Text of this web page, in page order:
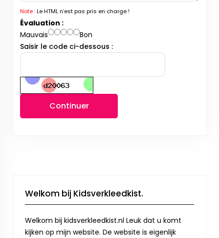
Note :Le HTML n’est pas pris en charge !
Évaluation :
Mauvais
Bon
Saisir le code ci-dessous :
Continuer
Welkom bij Kidsverkleedkist.
Welkom bij kidsverkleedkist.nl Leuk dat u komt
kijken op mijn website. De website is eigenlijk